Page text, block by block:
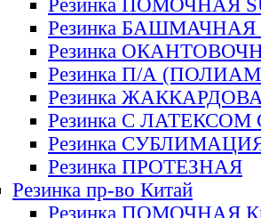
Резинка ПОМОЧНАЯ
Резинка БАШМАЧНАЯ
Резинка
Резинка П/А
Резинка
Резинка С ЛАТЕКСОМ
Резинка
Резинка ПРОТЕЗНАЯ
Резинка пр-во Китай
Резинка ПОМОЧНАЯ